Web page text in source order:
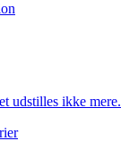
udstilles ikke mere.